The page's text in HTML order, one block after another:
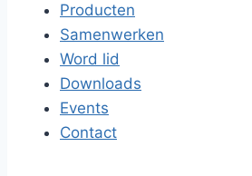
Producten
Samenwerken
Word lid
Downloads
Events
Contact